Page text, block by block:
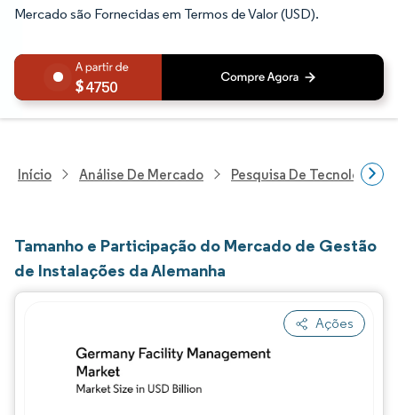
Mercado são Fornecidas em Termos de Valor (USD).
4750
Início Análise De Mercado Pesquisa De Tecnologia,
Tamanho e Participação do Mercado de Gestão
de Instalações da Alemanha
Ações